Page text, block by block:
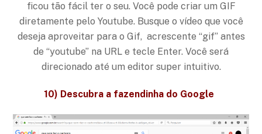
ficou tão fácil ter o seu. Você pode criar um GIF
diretamente pelo Youtube. Busque o vídeo que você
deseja aproveitar para o Gif, acrescente “gif” antes
de “youtube” na URL e tecle Enter. Você será
direcionado até um editor super intuitivo.
10) Descubra a fazendinha do Google